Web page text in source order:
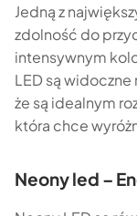
Jedną z
zdolność do
intensywnym
LED są
że są idealnym
która chce
Neony led –